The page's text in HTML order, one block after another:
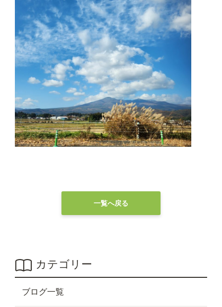
一覧へ戻る
カテゴリー
ブログ一覧